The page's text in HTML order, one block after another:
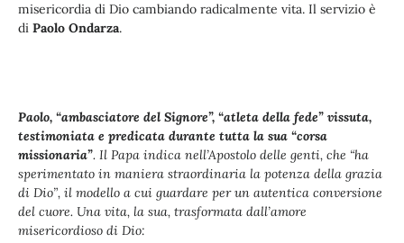
misericordia di Dio cambiando radicalmente vita. Il servizio è
di Paolo Ondarza.
Paolo, “ambasciatore del Signore”, “atleta della fede” vissuta,
testimoniata e predicata durante tutta la sua “corsa
missionaria”. Il Papa indica nell’Apostolo delle genti, che “ha
sperimentato in maniera straordinaria la potenza della grazia
di Dio”, il modello a cui guardare per un autentica conversione
del cuore. Una vita, la sua, trasformata dall’amore
misericordioso di Dio: